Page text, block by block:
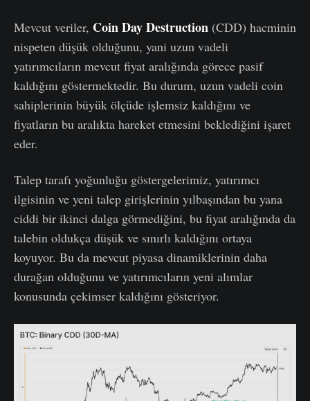
Mevcut veriler, Coin Day Destruction (CDD) hacminin
nispeten düşük olduğunu, yani uzun vadeli
yatırımcıların mevcut fiyat aralığında görece pasif
kaldığını göstermektedir. Bu durum, uzun vadeli coin
sahiplerinin büyük ölçüde işlemsiz kaldığını ve
fiyatların bu aralıkta hareket etmesini beklediğini işaret
eder.
Talep tarafı yoğunluğu göstergelerimiz, yatırımcı
ilgisinin ve yeni talep girişlerinin yılbaşından bu yana
ciddi bir ikinci dalga görmediğini, bu fiyat aralığında da
talebin oldukça düşük ve sınırlı kaldığını ortaya
koyuyor. Bu da mevcut piyasa dinamiklerinin daha
durağan olduğunu ve yatırımcıların yeni alımlar
konusunda çekimser kaldığını gösteriyor.